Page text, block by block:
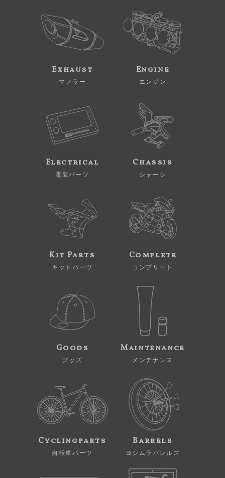
Exhaust
マフラー
Engine
エンジン
Electrical
電装パーツ
Chassis
シャーシ
Kit Parts
キットパーツ
Complete
コンプリート
Goods
グッズ
Maintenance
メンテナンス
Cyclingparts
自転車パーツ
Barrels
ヨシムラバレルズ